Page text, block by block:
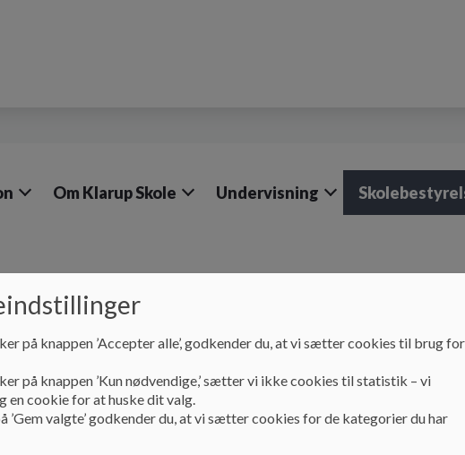
Om Klarup Skole Undervisning
Skolebestyrelsen
Skolebestyrelsen
Skolebestyrelsens primære funktion er at skabe et bindeled mellem
skoleforvaltningen. Vores overordnede formål er altid at være
på knappen ’Accepter alle’, godkender du, at vi sætter cookies til brug for
på knappen ’Kun nødvendige,’ sætter vi ikke cookies til statistik – vi
en cookie for at huske dit valg.
’Gem valgte’ godkender du, at vi sætter cookies for de kategorier du har